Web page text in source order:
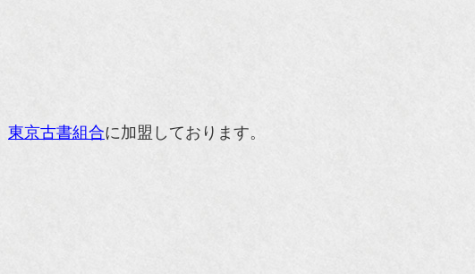
東京古書組合に加盟しております。